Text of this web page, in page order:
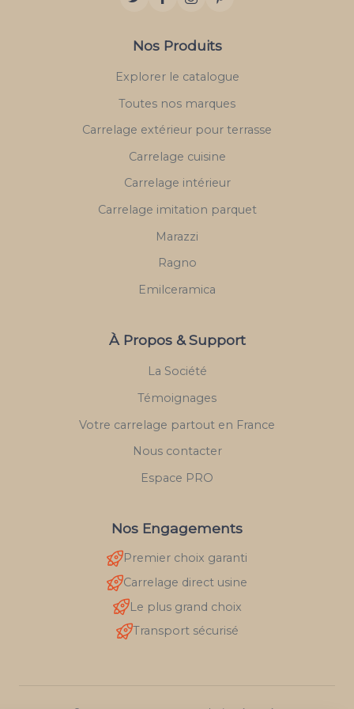
Nos Produits
Explorer le catalogue
Toutes nos marques
Carrelage extérieur pour terrasse
Carrelage cuisine
Carrelage intérieur
Carrelage imitation parquet
Marazzi
Ragno
Emilceramica
À Propos & Support
La Société
Témoignages
Votre carrelage partout en France
Nous contacter
Espace PRO
Nos Engagements
Premier choix garanti
Carrelage direct usine
Le plus grand choix
Transport sécurisé